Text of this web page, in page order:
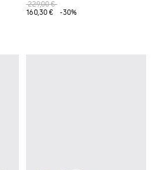
229,00 €
160,30 €
-30%